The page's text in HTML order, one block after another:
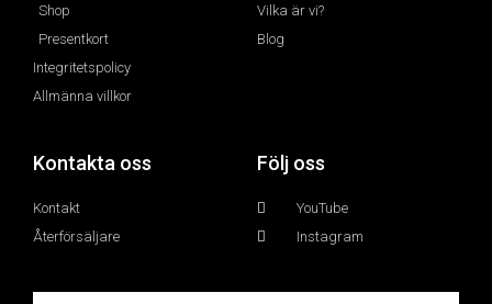
Shop
Presentkort
Integritetspolicy
Allmänna villkor
Vilka är vi?
Blog
Kontakta oss
Kontakt
Återförsäljare
Följ oss
YouTube
Instagram